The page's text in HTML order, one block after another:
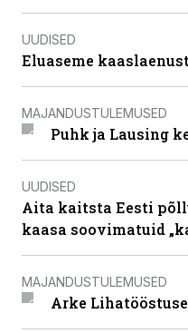
UUDISED
Eluaseme
MAJANDUSTULEMUSED
Puhk ja Lausing
UUDISED
Aita kaitsta Eesti
kaasa soovimatuid
MAJANDUSTULEMUSED
Arke